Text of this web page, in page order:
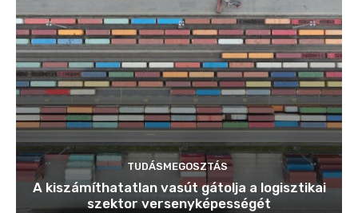
TUDÁSMEGOSZTÁS
A kiszámíthatatlan vasút gátolja a logisztikai
szektor versenyképességét